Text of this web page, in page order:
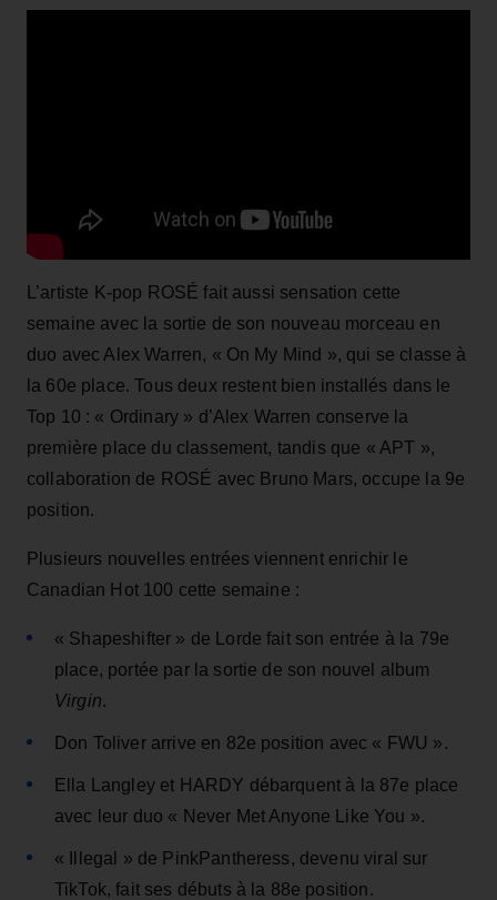
L’artiste K-pop ROSÉ fait aussi sensation cette
semaine avec la sortie de son nouveau morceau en
duo avec Alex Warren, « On My Mind », qui se classe à
la 60e place. Tous deux restent bien installés dans le
Top 10 : « Ordinary » d’Alex Warren conserve la
première place du classement, tandis que « APT »,
collaboration de ROSÉ avec Bruno Mars, occupe la 9e
position.
Plusieurs nouvelles entrées viennent enrichir le
Canadian Hot 100 cette semaine :
« Shapeshifter » de Lorde fait son entrée à la 79e
place, portée par la sortie de son nouvel album
Virgin.
Don Toliver arrive en 82e position avec « FWU ».
Ella Langley et HARDY débarquent à la 87e place
avec leur duo « Never Met Anyone Like You ».
« Illegal » de PinkPantheress, devenu viral sur
TikTok, fait ses débuts à la 88e position.